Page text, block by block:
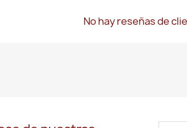
No hay reseñas de